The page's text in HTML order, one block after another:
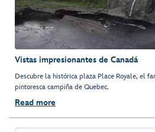
Vistas impresionantes de Canadá
Descubre la histórica plaza Place Royale, el
pintoresca campiña de Quebec.
Read more